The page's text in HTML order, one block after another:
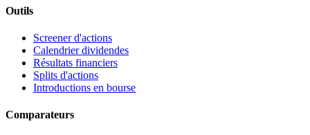
Outils
Screener d'actions
Calendrier dividendes
Résultats financiers
Splits d'actions
Introductions en bourse
Comparateurs